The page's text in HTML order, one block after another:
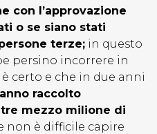
con l’approvazione
o se siano stati
terze; in questo
persino incorrere in
certo e che in due anni
raccolto
mezzo milione di
non è difficile capire